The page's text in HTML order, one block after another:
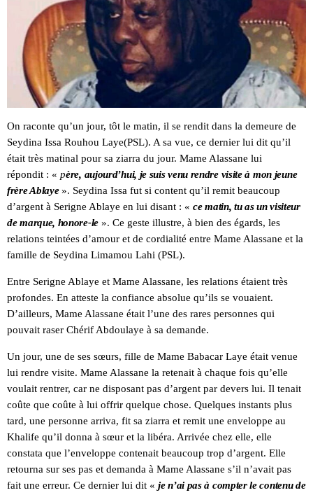
On raconte qu’un jour, tôt le matin, il se rendit dans la demeure de
Seydina Issa Rouhou Laye(PSL). A sa vue, ce dernier lui dit qu’il
était très matinal pour sa ziarra du jour. Mame Alassane lui
répondit : « père, aujourd’hui, je suis venu rendre visite à mon jeune
frère Ablaye ». Seydina Issa fut si content qu’il remit beaucoup
d’argent à Serigne Ablaye en lui disant : « ce matin, tu as un visiteur
de marque, honore-le ». Ce geste illustre, à bien des égards, les
relations teintées d’amour et de cordialité entre Mame Alassane et la
famille de Seydina Limamou Lahi (PSL).
Entre Serigne Ablaye et Mame Alassane, les relations étaient très
profondes. En atteste la confiance absolue qu’ils se vouaient.
D’ailleurs, Mame Alassane était l’une des rares personnes qui
pouvait raser Chérif Abdoulaye à sa demande.
Un jour, une de ses sœurs, fille de Mame Babacar Laye était venue
lui rendre visite. Mame Alassane la retenait à chaque fois qu’elle
voulait rentrer, car ne disposant pas d’argent par devers lui. Il tenait
coûte que coûte à lui offrir quelque chose. Quelques instants plus
tard, une personne arriva, fit sa ziarra et remit une enveloppe au
Khalife qu’il donna à sœur et la libéra. Arrivée chez elle, elle
constata que l’enveloppe contenait beaucoup trop d’argent. Elle
retourna sur ses pas et demanda à Mame Alassane s’il n’avait pas
fait une erreur. Ce dernier lui dit « je n’ai pas à compter le contenu de